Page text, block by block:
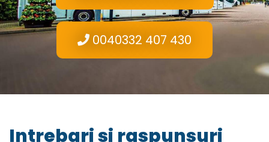
0040332 407 430
Intrebari si raspunsuri